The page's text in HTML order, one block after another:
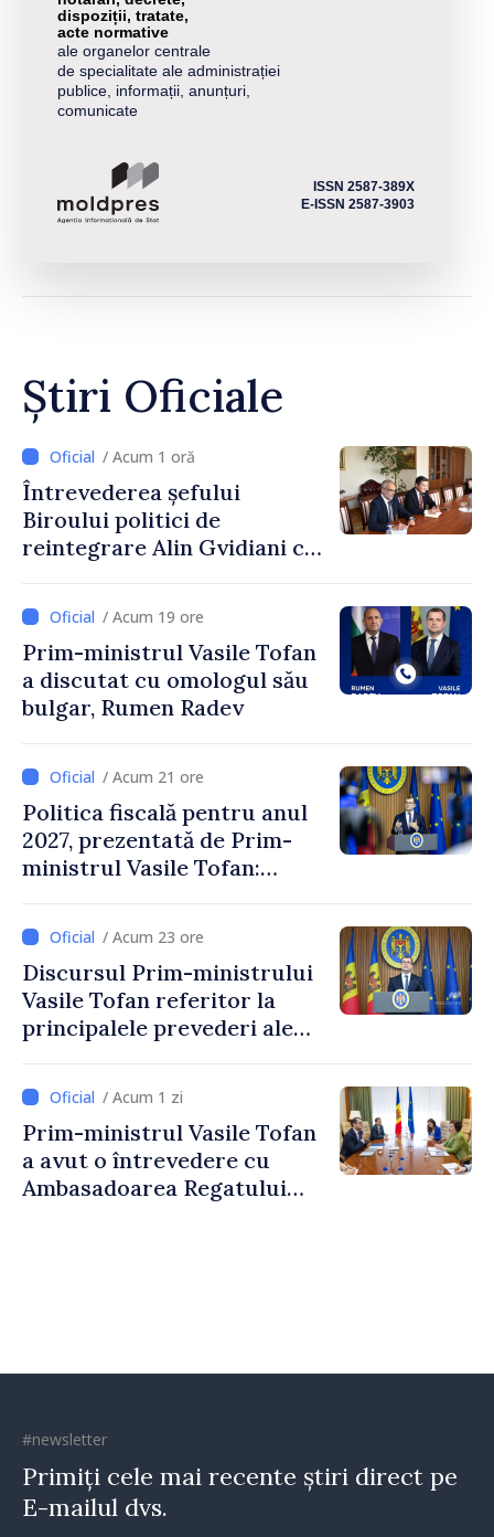
dispoziții, tratate,
acte normative
ale organelor centrale
de specialitate ale administrației
publice, informații, anunțuri,
comunicate
ISSN 2587-389X
E-ISSN 2587-3903
Știri Oficiale
/ Acum 1 oră
Întrevederea șefului
Biroului politici de
reintegrare Alin Gvidiani cu
Comitetului Internațional al
Crucii Roșii în Moldova
/ Acum 19 ore
Prim-ministrul Vasile Tofan
a discutat cu omologul său
bulgar, Rumen Radev
/ Acum 21 ore
Politica fiscală pentru anul
2027, prezentată de Prim-
ministrul Vasile Tofan:
stimularea investițiilor și o
taxare mai echitabilă
/ Acum 23 ore
Discursul Prim-ministrului
Vasile Tofan referitor la
principalele prevederi ale
2027
/ Acum 1 zi
Prim-ministrul Vasile Tofan
a avut o întrevedere cu
Ambasadoarea Regatului
#newsletter
Primiți cele mai recente știri direct pe
E-mailul dvs.